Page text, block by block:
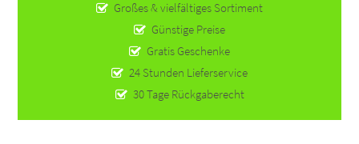
Großes & vielfältiges Sortiment
Günstige Preise
Gratis Geschenke
24 Stunden Lieferservice
30 Tage Rückgaberecht